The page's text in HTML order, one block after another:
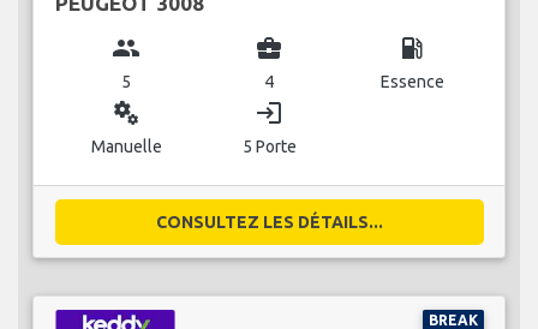
group
5
business_center
4
local_gas_station
Essence
miscellaneous_services
Manuelle
login
5 Porte
CONSULTEZ LES DÉTAILS...
BREAK